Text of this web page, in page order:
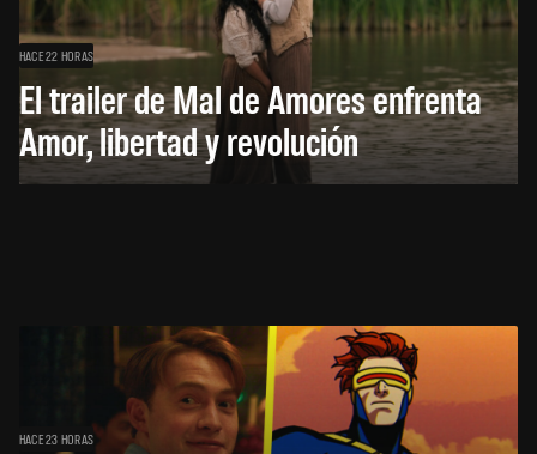
HACE 22 HORAS
El trailer de Mal de Amores enfrenta
Amor, libertad y revolución
HACE 23 HORAS